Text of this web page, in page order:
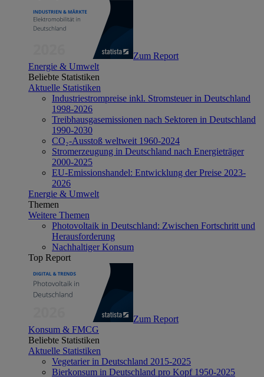
Zum Report
Energie & Umwelt
Beliebte Statistiken
Aktuelle Statistiken
Industriestrompreise inkl. Stromsteuer in Deutschland
1998-2026
Treibhausgasemissionen nach Sektoren in Deutschland
1990-2030
CO₂-Ausstoß weltweit 1960-2024
Stromerzeugung in Deutschland nach Energieträger
2000-2025
EU-Emissionshandel: Entwicklung der Preise 2023-
2026
Energie & Umwelt
Themen
Weitere Themen
Photovoltaik in Deutschland: Zwischen Fortschritt und
Herausforderung
Nachhaltiger Konsum
Top Report
Zum Report
Konsum & FMCG
Beliebte Statistiken
Aktuelle Statistiken
Vegetarier in Deutschland 2015-2025
Bierkonsum in Deutschland pro Kopf 1950-2025